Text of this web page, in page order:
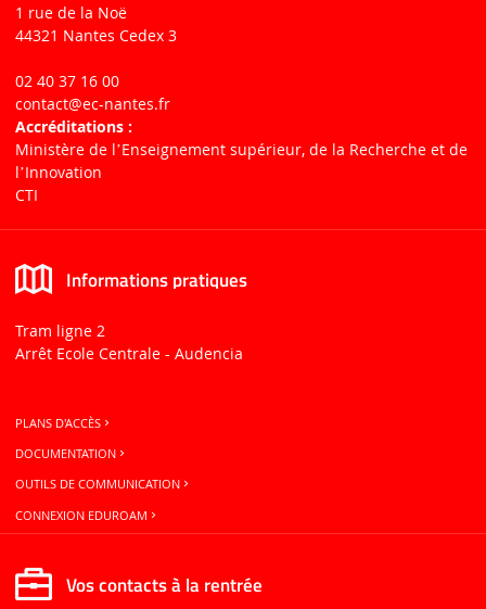
1 rue de la Noë
44321 Nantes Cedex 3
02 40 37 16 00
contact@ec-nantes.fr
Accréditations :
Ministère de lʼEnseignement supérieur, de la Recherche et de
lʼInnovation
CTI
Informations pratiques
Tram ligne 2
Arrêt Ecole Centrale - Audencia
PLANS D'ACCÈS
DOCUMENTATION
OUTILS DE COMMUNICATION
CONNEXION EDUROAM
Vos contacts à la rentrée